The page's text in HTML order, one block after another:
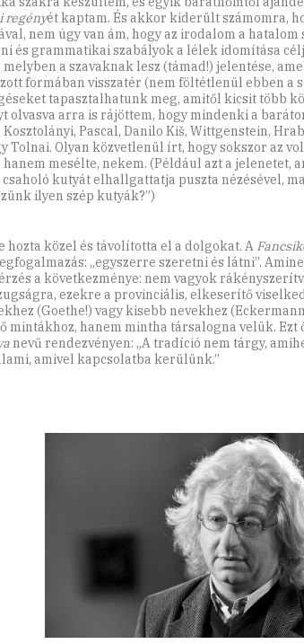
regényét kaptam. És akkor kiderült számomra,
nem úgy van ám, hogy az irodalom a
és grammatikai szabályok a lélek idomítása
a szavaknak lesz (támad!) jelentése,
formában visszatér (nem föltétlenül ebben a
tapasztalhatunk meg, amitől kicsit több
olvasva arra is rájöttem, hogy mindenki a
Kosztolányi, Pascal, Danilo Kiš, Wittgenstein,
Tolnai. Olyan közvetlenül írt, hogy sokszor az
hanem mesélte, nekem. (Például azt a jelenetet,
kutyát elhallgattatja puszta nézésével,
ilyen szép kutyák?”)
hozta közel és távolította el a dolgokat. A
„egyszerre szeretni és látni”.
a következménye: nem vagyok
ezekre a provinciális, elkeserítő
(Goethe!) vagy kisebb nevekhez
mintákhoz, hanem mintha társalogna velük. Ezt
nevű rendezvényen: „A tradíció nem tárgy,
amivel kapcsolatba kerülünk.”